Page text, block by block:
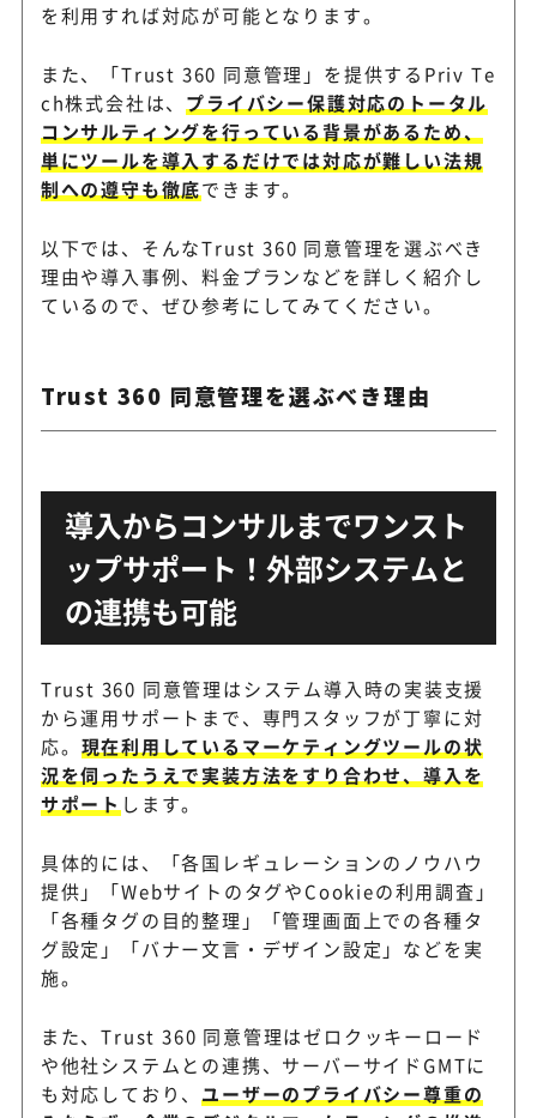
を利用すれば対応が可能となります。
また、「Trust 360 同意管理」を提供するPriv Te
ch株式会社は、 プライバシー保護対応のトータル
コンサルティングを行っている背景があるため、
単にツールを導入するだけでは対応が難しい法規
制への遵守も徹底できます。
以下では、そんなTrust 360 同意管理を選ぶべき
理由や導入事例、料金プランなどを詳しく紹介し
ているので、ぜひ参考にしてみてください。
Trust 360 同意管理を選ぶべき理由
導入からコンサルまでワンスト
ップサポート！外部システムと
の連携も可能
Trust 360 同意管理はシステム導入時の実装支援
から運用サポートまで、専門スタッフが丁寧に対
応。 現在利用しているマーケティングツールの状
況を伺ったうえで実装方法をすり合わせ、導入を
サポート します。
具体的には、「各国レギュレーションのノウハウ
提供」「WebサイトのタグやCookieの利用調査」
「各種タグの目的整理」「管理画面上での各種タ
グ設定」「バナー文言・デザイン設定」などを実
施。
また、Trust 360 同意管理はゼロクッキーロード
や他社システムとの連携、サーバーサイドGMTに
も対応しており、 ユーザーのプライバシー尊重の